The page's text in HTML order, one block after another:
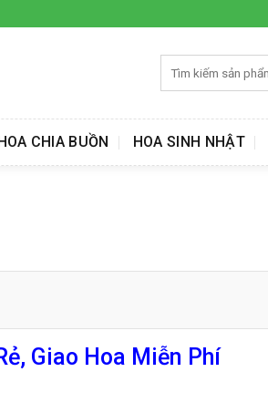
kiếm:
CHIA BUỒN HOA SINH NHẬT
Giao Hoa Miễn Phí